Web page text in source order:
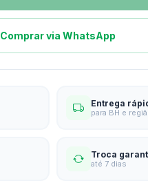
Comprar via WhatsApp
Entrega
para BH e
Troca
até 7 dias